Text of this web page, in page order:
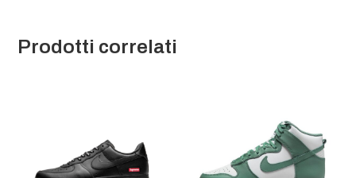
Prodotti correlati